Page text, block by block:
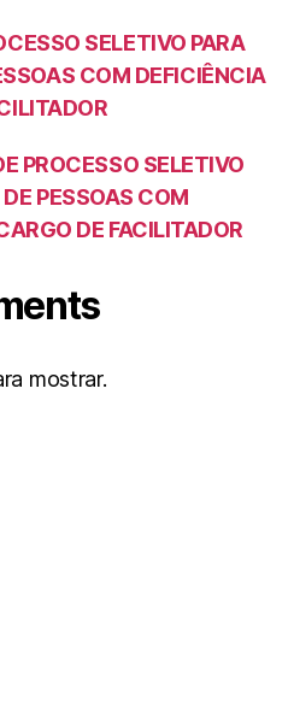
SELETIVO PARA
COM DEFICIÊNCIA
PROCESSO SELETIVO
PESSOAS COM
DE FACILITADOR
mostrar.